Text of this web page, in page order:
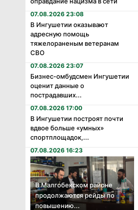
07.08.2026 23:08
В Ингушетии оказывают
адресную помощь
тяжелораненым ветеранам
СВО
07.08.2026 23:07
Бизнес-омбудсмен Ингушетии
оценит данные о
пострадавших...
07.08.2026 17:00
В Ингушетии построят почти
вдвое больше «умных»
спортплощадок,...
07.08.2026 16:23
В Малгобекском районе
продолжаются рейды по
повышению...